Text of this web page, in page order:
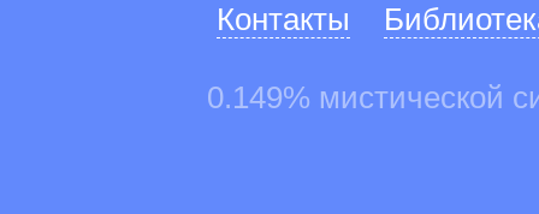
Контакты
0.149% мистической